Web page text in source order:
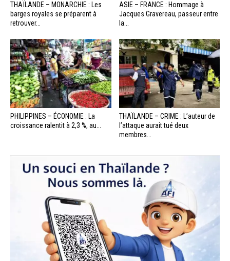
THAÏLANDE – MONARCHIE : Les
barges royales se préparent à
retrouver...
ASIE – FRANCE : Hommage à
Jacques Gravereau, passeur entre
la...
PHILIPPINES – ÉCONOMIE : La
croissance ralentit à 2,3 %, au...
THAÏLANDE – CRIME : L’auteur de
l’attaque aurait tué deux
membres...